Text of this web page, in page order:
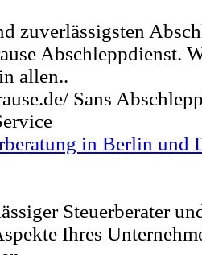
zuverlässigsten
Abschleppdienst.
allen..
Sans
in Berlin und
Steuerberater
Ihres